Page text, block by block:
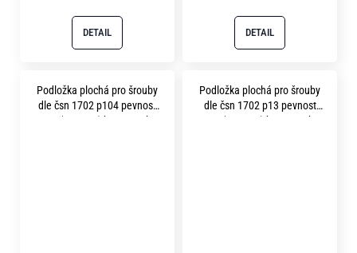
DETAIL DETAIL
Podložka plochá pro šrouby
dle čsn 1702 p104 pevnost
10.9 ( 300HV ) bez povrchu
Podložka plochá pro šrouby
dle čsn 1702 p13 pevnost
10.9 ( 300HV ) bez povrchu